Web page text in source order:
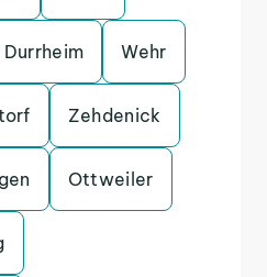
Durrheim Wehr
Zehdenick
Ottweiler